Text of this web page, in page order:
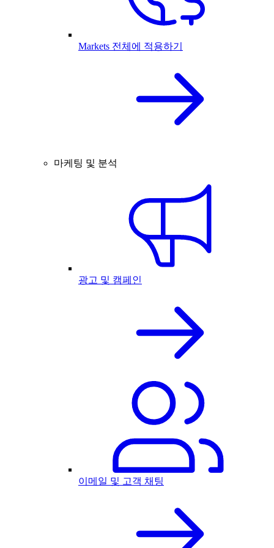
Markets 전체에 적용하기
마케팅 및 분석
광고 및 캠페인
이메일 및 고객 채팅